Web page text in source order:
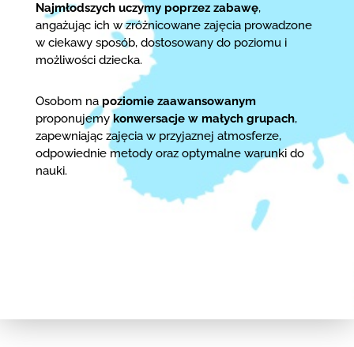
Najmłodszych uczymy poprzez zabawę,
angażując ich w zróżnicowane zajęcia prowadzone
w ciekawy sposób, dostosowany do poziomu i
możliwości dziecka.
Osobom na poziomie zaawansowanym
proponujemykonwersacje w małych grupach,
zapewniając zajęcia w przyjaznej atmosferze,
odpowiednie metody oraz optymalne warunki do
nauki.